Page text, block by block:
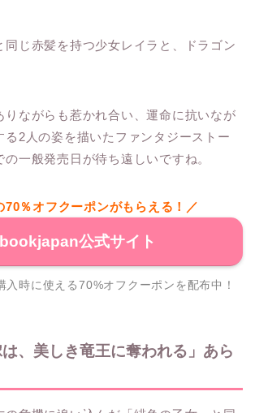
同じ赤髪を持つ少女レイラと、ドラゴン
りながらも惹かれ合い、運命に抗いなが
る2人の姿を描いたファンタジーストー
の一般発売日が待ち遠しいですね。
70％オフクーポンがもらえる！／
公式サイト
時に使える70%オフクーポンを配布中！
は、美しき竜王に奪われる」あら